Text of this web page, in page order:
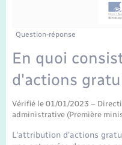
Mariage – PACS
Parrainage civil
Question-réponse
En quoi
d'actions
Vérifié le 01/01/2023 –
administrative (Première
L'attribution d'actions